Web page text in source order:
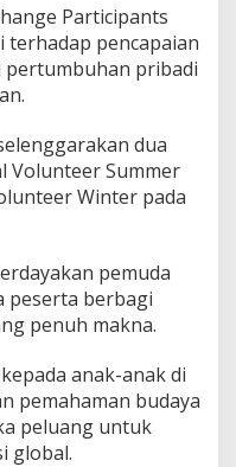
Participants
terhadap pencapaian
pertumbuhan pribadi
dua
Volunteer Summer
Winter pada
pemuda
peserta berbagi
penuh makna.
anak-anak di
pemahaman budaya
peluang untuk
global.